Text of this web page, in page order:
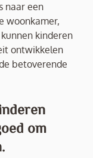
naar een
woonkamer,
kinderen
ontwikkelen
betoverende
om